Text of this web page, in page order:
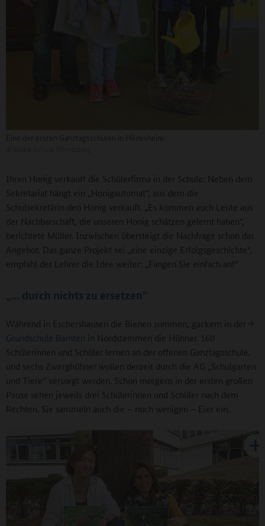
Ihren Honig verkauft die Schülerfirma in der Schule: Neben dem
Sekretariat hängt ein „Honigautomat“, aus dem die
Schulsekretärin den Honig verkauft. „Es kommen auch Leute aus
der Nachbarschaft, die unseren Honig schätzen gelernt haben“,
berichtete Müller. Inzwischen übersteigt die Nachfrage schon das
Angebot. Das ganze Projekt sei „eine einzige Erfolgsgeschichte“,
empfahl der Lehrer die Idee weiter: „Fangen Sie einfach an!“
„... durch nichts zu ersetzen“
Während in Eschershausen die Bienen summen, gackern in der
Grundschule Barnten in Nordstemmen die Hühner. 160
Schülerinnen und Schüler lernen an der offenen Ganztagsschule,
und sechs Zwerghühner wollen derzeit durch die AG „Schulgarten
und Tiere“ versorgt werden. Schon morgens in der ersten großen
Pause sehen jeweils drei Schülerinnen und Schüler nach dem
Rechten. Sie sammeln auch die – noch wenigen – Eier ein.